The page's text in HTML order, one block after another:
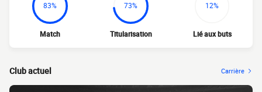
83%
Match
73%
Titularisation
12%
Lié aux buts
Club actuel Carrière